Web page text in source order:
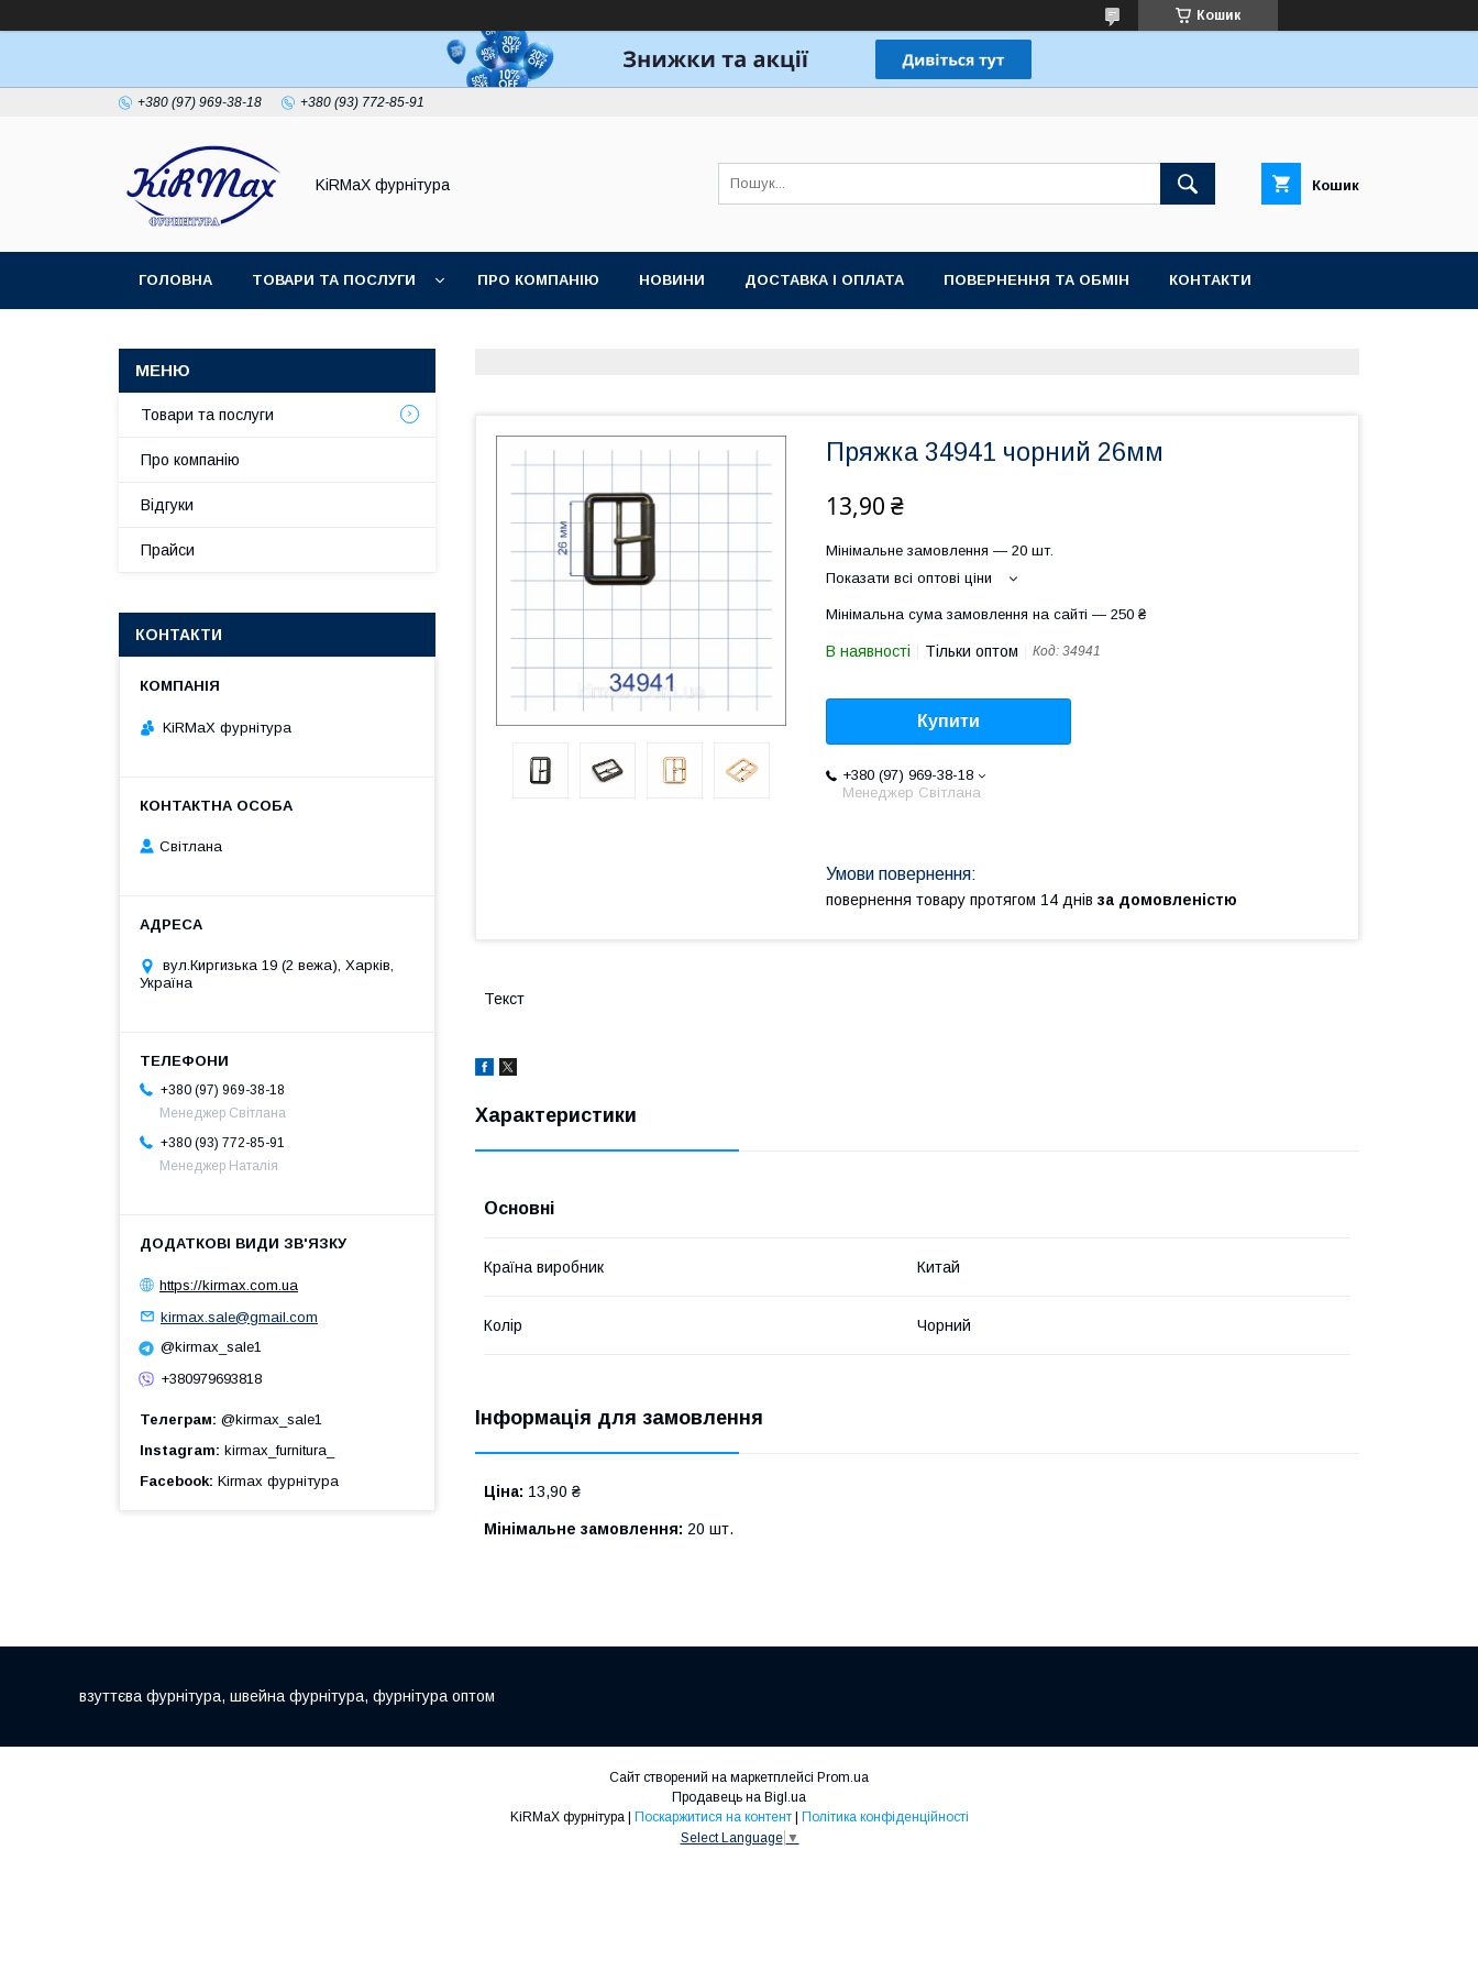
Кошик
+380 (97) 969-38-18 +380 (93) 772-85-91
KiRMaХ фурнітура Кошик
ГОЛОВНА ТОВАРИ ТА ПОСЛУГИ ПРО КОМПАНІЮ НОВИНИ ДОСТАВКА І ОПЛАТА ПОВЕРНЕННЯ ТА ОБМІН КОНТАКТИ
Пряжка 34941 чорний 26мм
13,90 ₴
Мінімальне замовлення — 20 шт.
Показати всі оптові ціни
Мінімальна сума замовлення на сайті — 250 ₴
В наявності Тільки оптом Код: 34941
Купити
+380 (97) 969-38-18
Менеджер Світлана
повернення товару протягом 14 днів за домовленістю
Текст
Характеристики
Основні
Країна виробник Китай
Колір Чорний
Інформація для замовлення
Ціна: 13,90 ₴
Мінімальне замовлення: 20 шт.
Товари та послуги
Про компанію
Відгуки
Прайси
КОНТАКТИ
KiRMaХ фурнітура
Світлана
вул.Киргизька 19 (2 вежа), Харків,
Україна
+380 (97) 969-38-18
Менеджер Світлана
+380 (93) 772-85-91
Менеджер Наталія
https://kirmax.com.ua
kirmax.sale@gmail.com
@kirmax_sale1
+380979693818
Телеграм @kirmax_sale1
Instagram kirmax_furnitura_
Facebook Kirmax фурнітура
взуттєва фурнітура, швейна фурнітура, фурнітура оптом
Сайт створений на маркетплейсі Prom.ua
Продавець на Bigl.ua
KiRMaХ фурнітура | Поскаржитися на контент | Політика конфіденційності
Select Language ▼